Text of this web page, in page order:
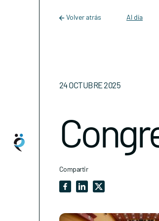
Main Navigation
Volver atrás Al día
24 OCTUBRE 2025
Compartir